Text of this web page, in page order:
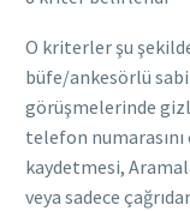
O kriterler şu
büfe/ankesörlü
görüşmelerinde
telefon
kaydetmesi,
veya sadece